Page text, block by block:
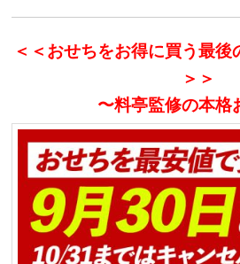
＜＜おせちをお得に買う最後
＞＞
〜料亭監修の本格